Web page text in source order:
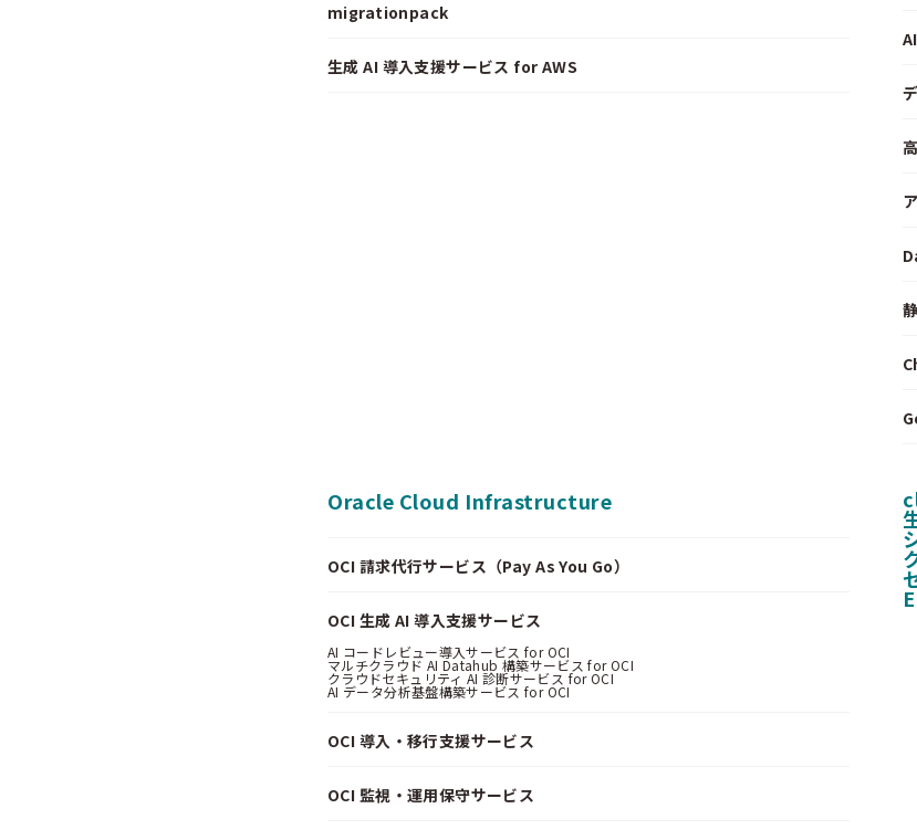
migrationpack
生成 AI 導入支援サービス for AWS
Oracle Cloud Infrastructure
OCI 請求代行サービス（Pay As You Go）
OCI 生成 AI 導入支援サービス
AI コードレビュー導入サービス for OCI
マルチクラウド AI Datahub 構築サービス for OCI
クラウドセキュリティ AI 診断サービス for OCI
AI データ分析基盤構築サービス for OCI
OCI 導入・移行支援サービス
OCI 監視・運用保守サービス